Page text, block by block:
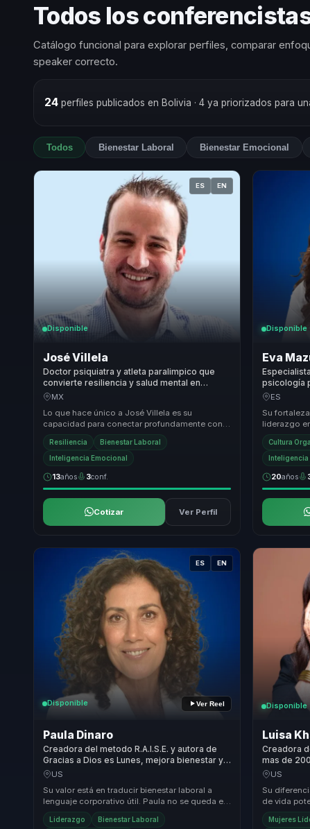
Todos los
Catálogo funcional para explorar perfiles, comparar
speaker correcto.
24perfiles publicados en Bolivia · 4 ya priorizados para
Todos Bienestar Laboral Bienestar Emocional
ES EN
Disponible
José Villela
Doctor psiquiatra y atleta paralimpico que
convierte resiliencia y salud mental en
fortaleza para equipos y lideres.
MX
Lo que hace único a José Villela es su
capacidad para conectar profundamente con
las audiencias a través de su historia personal
de super...
Resiliencia Bienestar Laboral
Inteligencia Emocional
13años 3conf.
Cotizar Ver Perfil
Disponible
Eva
psicología
emocional,
ES
Su
liderazgo
para
conve...
Cultura
Inteligencia
20años
ES EN
Disponible Ver Reel
Paula Dinaro
Creadora del metodo R.A.I.S.E. y autora de
Gracias a Dios es Lunes, mejora bienestar y
compromiso en líderes, equipos y
US
Su valor está en traducir bienestar laboral a
lenguaje corporativo útil. Paula no se queda en
inspiración: baja burnout, ausentismo, renu...
Liderazgo Bienestar Laboral
Disponible
Luisa
Creadora
mas de
propio en
US
Su
de vida
Mujeres